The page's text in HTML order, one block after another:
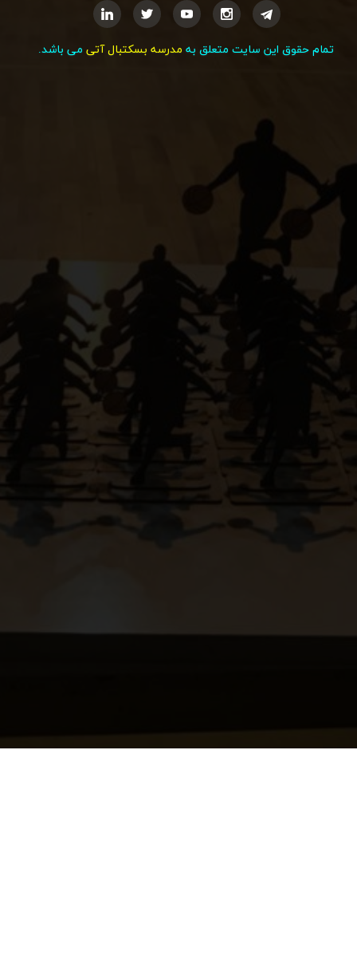
تمام حقوق این سایت متعلق به مدرسه بسکتبال آتی می باشد.